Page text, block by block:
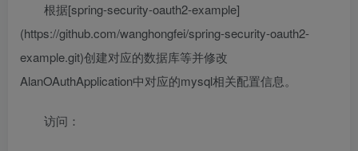
根据[spring-security-oauth2-example]
(https://github.com/wanghongfei/spring-security-oauth2-
example.git)创建对应的数据库等并修改
AlanOAuthApplication中对应的mysql相关配置信息。
访问：